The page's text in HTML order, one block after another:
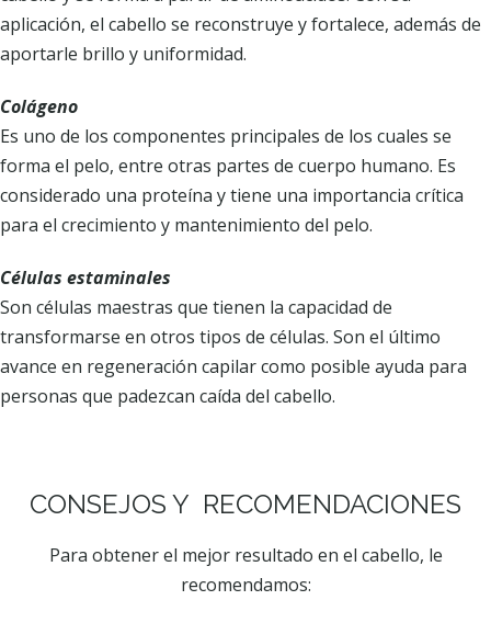
aplicación, el cabello se reconstruye y fortalece, además de
aportarle brillo y uniformidad.
Colágeno
Es uno de los componentes principales de los cuales se
forma el pelo, entre otras partes de cuerpo humano. Es
considerado una proteína y tiene una importancia crítica
para el crecimiento y mantenimiento del pelo.
Células estaminales
Son células maestras que tienen la capacidad de
transformarse en otros tipos de células. Son el último
avance en regeneración capilar como posible ayuda para
personas que padezcan caída del cabello.
CONSEJOS Y RECOMENDACIONES
Para obtener el mejor resultado en el cabello, le
recomendamos: